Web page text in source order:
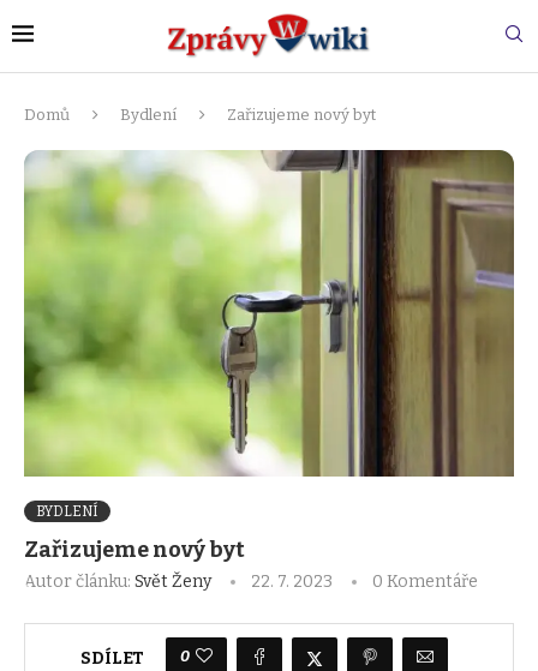
Domů Bydlení Zařizujeme nový byt
BYDLENÍ
Zařizujeme nový byt
Autor článku: Svět Ženy 22. 7. 2023 0 Komentáře
SDÍLET 0